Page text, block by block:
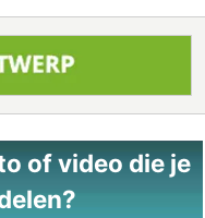
of video die je